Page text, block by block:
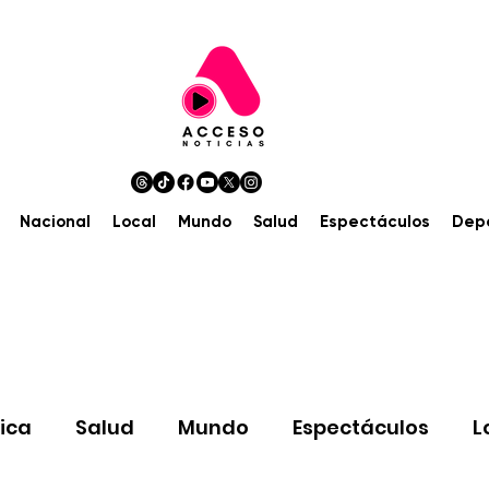
Nacional Local Mundo Salud Espectáculos
Salud Mundo Espectáculos